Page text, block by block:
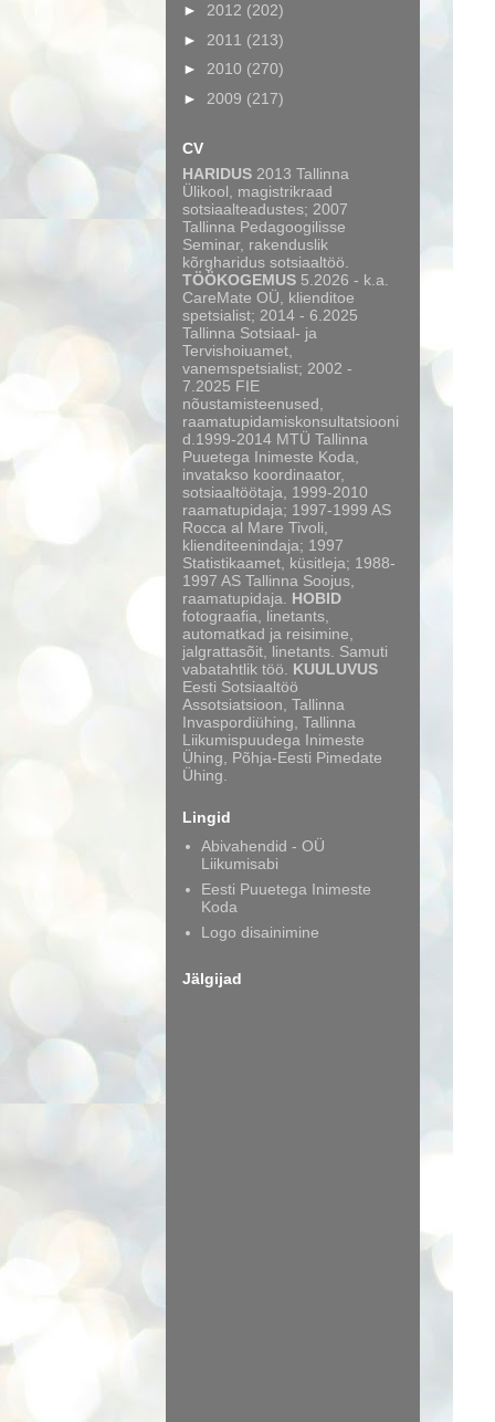
► 2012 (202)
► 2011 (213)
► 2010 (270)
► 2009 (217)
CV
HARIDUS 2013 Tallinna
Ülikool, magistrikraad
sotsiaalteadustes; 2007
Tallinna Pedagoogilisse
Seminar, rakenduslik
kõrgharidus sotsiaaltöö.
TÖÖKOGEMUS 5.2026 - k.a.
CareMate OÜ, klienditoe
spetsialist; 2014 - 6.2025
Tallinna Sotsiaal- ja
Tervishoiuamet,
vanemspetsialist; 2002 -
7.2025 FIE
nõustamisteenused,
raamatupidamiskonsultatsiooni
d.1999-2014 MTÜ Tallinna
Puuetega Inimeste Koda,
invatakso koordinaator,
sotsiaaltöötaja, 1999-2010
raamatupidaja; 1997-1999 AS
Rocca al Mare Tivoli,
klienditeenindaja; 1997
Statistikaamet, küsitleja; 1988-
1997 AS Tallinna Soojus,
raamatupidaja. HOBID
fotograafia, linetants,
automatkad ja reisimine,
jalgrattasõit, linetants. Samuti
vabatahtlik töö. KUULUVUS
Eesti Sotsiaaltöö
Assotsiatsioon, Tallinna
Invaspordiühing, Tallinna
Liikumispuudega Inimeste
Ühing, Põhja-Eesti Pimedate
Ühing.
Lingid
Abivahendid - OÜ
Liikumisabi
Eesti Puuetega Inimeste
Koda
Logo disainimine
Jälgijad